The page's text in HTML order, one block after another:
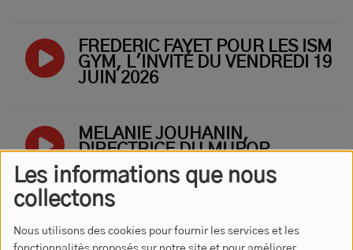
Les informations que nous
collectons
Nous utilisons des cookies pour fournir les services et les
FRÉDÉRIC FAYET POUR LES ISM
GYM, L'INVITÉ DU VENDREDI 19
JUIN 2026
MÉLANIE JOUHANIN,
DIRECTRICE DU MUPOP,
MUSÉE DES MUSIQUES
POPULAIRES, À MONTLUÇON,
L'INVITÉE DU JEUDI 18 JUIN
2026